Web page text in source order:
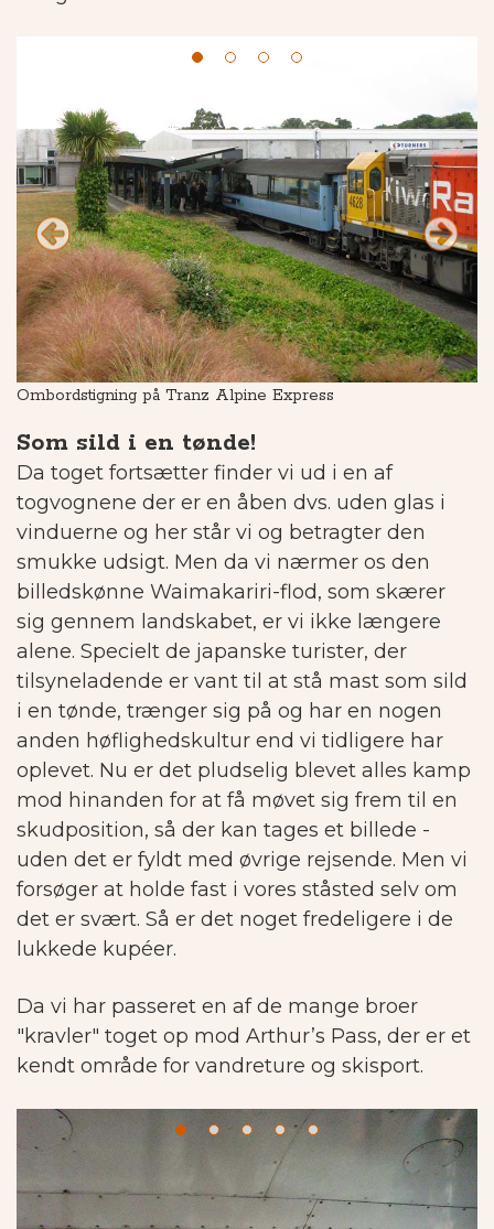
Ombordstigning på Tranz Alpine Express
Som sild i en tønde!
Da toget fortsætter finder vi ud i en af
togvognene der er en åben dvs. uden glas i
vinduerne og her står vi og betragter den
smukke udsigt. Men da vi nærmer os den
billedskønne Waimakariri-flod, som skærer
sig gennem landskabet, er vi ikke længere
alene. Specielt de japanske turister, der
tilsyneladende er vant til at stå mast som sild
i en tønde, trænger sig på og har en nogen
anden høflighedskultur end vi tidligere har
oplevet. Nu er det pludselig blevet alles kamp
mod hinanden for at få møvet sig frem til en
skudposition, så der kan tages et billede -
uden det er fyldt med øvrige rejsende. Men vi
forsøger at holde fast i vores ståsted selv om
det er svært. Så er det noget fredeligere i de
lukkede kupéer.
Da vi har passeret en af de mange broer
"kravler" toget op mod Arthur’s Pass, der er et
kendt område for vandreture og skisport.